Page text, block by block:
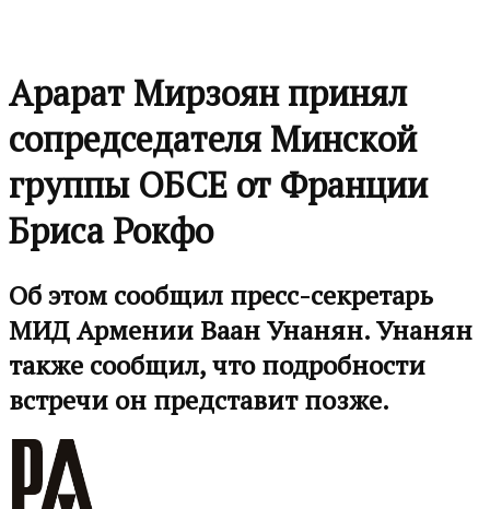
Арарат Мирзоян принял
сопредседателя Минской
группы ОБСЕ от Франции
Бриса Рокфо
Об этом сообщил пресс-секретарь
МИД Армении Ваан Унанян. Унанян
также сообщил, что подробности
встречи он представит позже.